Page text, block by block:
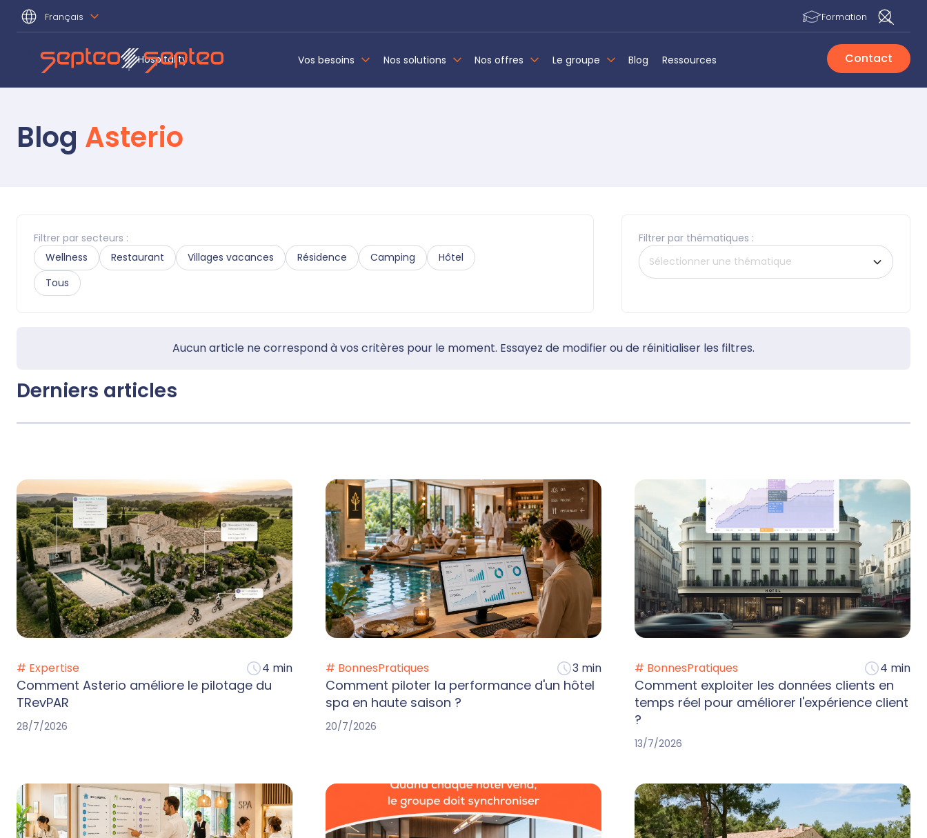
Français Formation
Hospitality Vos besoins Nos solutions Nos offres Le groupe Blog Ressources Contact
Blog Asterio
Filtrer par secteurs :
Wellness
Restaurant Villages vacances Résidence Camping
Hôtel
Tous
Filtrer par thématiques :
Sélectionner une thématique
Aucun article ne correspond à vos critères pour le moment. Essayez de modifier ou de réinitialiser les filtres.
Derniers articles
# Expertise 4 min
Comment Asterio améliore le pilotage du
TRevPAR
28/7/2026
# BonnesPratiques 3 min
Comment piloter la performance d'un hôtel
spa en haute saison ?
20/7/2026
# BonnesPratiques 4 min
Comment exploiter les données clients en
temps réel pour améliorer l'expérience client
?
13/7/2026